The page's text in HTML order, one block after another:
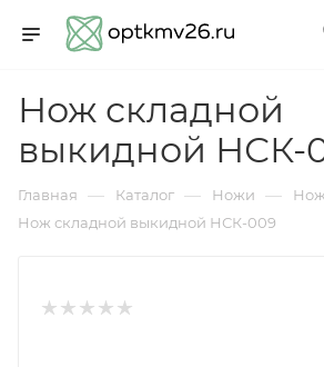
Нож складной
выкидной НСК-
Главная — Каталог — Ножи —
Нож складной выкидной НСК-009